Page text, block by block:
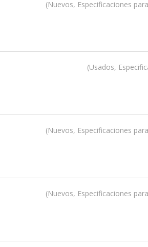
Nuevos, Especificaciones para
Usados,
Nuevos, Especificaciones para
Nuevos, Especificaciones para